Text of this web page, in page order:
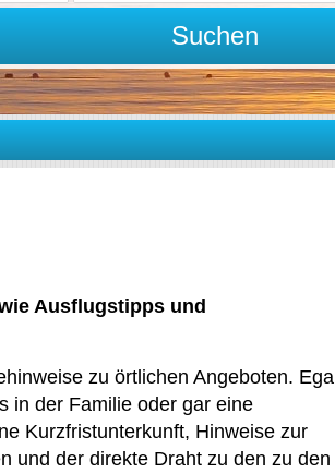
Suchen
Ausflugstipps und
zu örtlichen Angeboten. Egal
in der Familie oder gar eine
Kurzfristunterkunft, Hinweise zur
und der direkte Draht zu den zu den